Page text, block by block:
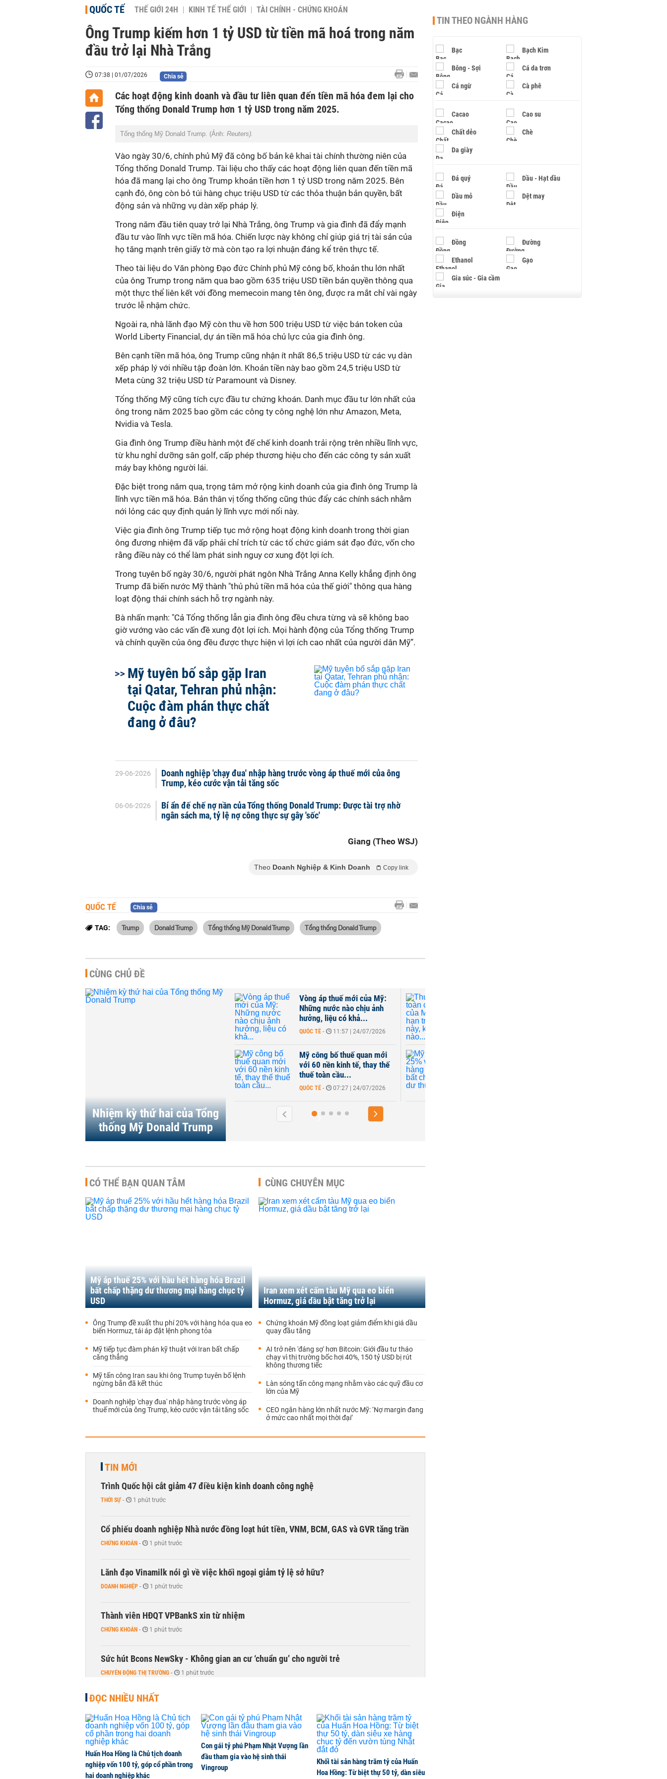
QUỐC TẾ THẾ GIỚI 24H KINH TẾ THẾ GIỚI TÀI CHÍNH - CHỨNG KHOÁN
Ông Trump kiếm hơn 1 tỷ USD từ tiền mã hoá trong năm
đầu trở lại Nhà Trắng
07:38 | 01/07/2026 Chia sẻ
Các hoạt động kinh doanh và đầu tư liên quan đến tiền mã hóa đem lại cho
Tổng thống Donald Trump hơn 1 tỷ USD trong năm 2025.
Tổng thống Mỹ Donald Trump. (Ảnh: Reuters).
Vào ngày 30/6, chính phủ Mỹ đã công bố bản kê khai tài chính thường niên của
Tổng thống Donald Trump. Tài liệu cho thấy các hoạt động liên quan đến tiền mã
hóa đã mang lại cho ông Trump khoản tiền hơn 1 tỷ USD trong năm 2025. Bên
cạnh đó, ông còn bỏ túi hàng chục triệu USD từ các thỏa thuận bản quyền, bất
động sản và những vụ dàn xếp pháp lý.
Trong năm đầu tiên quay trở lại Nhà Trắng, ông Trump và gia đình đã đẩy mạnh
đầu tư vào lĩnh vực tiền mã hóa. Chiến lược này không chỉ giúp giá trị tài sản của
họ tăng mạnh trên giấy tờ mà còn tạo ra lợi nhuận đáng kể trên thực tế.
Theo tài liệu do Văn phòng Đạo đức Chính phủ Mỹ công bố, khoản thu lớn nhất
của ông Trump trong năm qua bao gồm 635 triệu USD tiền bản quyền thông qua
một thực thể liên kết với đồng memecoin mang tên ông, được ra mắt chỉ vài ngày
trước lễ nhậm chức.
Ngoài ra, nhà lãnh đạo Mỹ còn thu về hơn 500 triệu USD từ việc bán token của
World Liberty Financial, dự án tiền mã hóa chủ lực của gia đình ông.
Bên cạnh tiền mã hóa, ông Trump cũng nhận ít nhất 86,5 triệu USD từ các vụ dàn
xếp pháp lý với nhiều tập đoàn lớn. Khoản tiền này bao gồm 24,5 triệu USD từ
Meta cùng 32 triệu USD từ Paramount và Disney.
Tổng thống Mỹ cũng tích cực đầu tư chứng khoán. Danh mục đầu tư lớn nhất của
ông trong năm 2025 bao gồm các công ty công nghệ lớn như Amazon, Meta,
Nvidia và Tesla.
Gia đình ông Trump điều hành một đế chế kinh doanh trải rộng trên nhiều lĩnh vực,
từ khu nghỉ dưỡng sân golf, cấp phép thương hiệu cho đến các công ty sản xuất
máy bay không người lái.
Đặc biệt trong năm qua, trọng tâm mở rộng kinh doanh của gia đình ông Trump là
lĩnh vực tiền mã hóa. Bản thân vị tổng thống cũng thúc đẩy các chính sách nhằm
nới lỏng các quy định quản lý lĩnh vực mới nổi này.
Việc gia đình ông Trump tiếp tục mở rộng hoạt động kinh doanh trong thời gian
ông đương nhiệm đã vấp phải chỉ trích từ các tổ chức giám sát đạo đức, vốn cho
rằng điều này có thể làm phát sinh nguy cơ xung đột lợi ích.
Trong tuyên bố ngày 30/6, người phát ngôn Nhà Trắng Anna Kelly khẳng định ông
Trump đã biến nước Mỹ thành "thủ phủ tiền mã hóa của thế giới" thông qua hàng
loạt động thái chính sách hỗ trợ ngành này.
Bà nhấn mạnh: "Cả Tổng thống lẫn gia đình ông đều chưa từng và sẽ không bao
giờ vướng vào các vấn đề xung đột lợi ích. Mọi hành động của Tổng thống Trump
và chính quyền của ông đều được thực hiện vì lợi ích cao nhất của người dân Mỹ”.
Mỹ tuyên bố sắp gặp Iran
tại Qatar, Tehran phủ nhận:
Cuộc đàm phán thực chất
đang ở đâu?
29-06-2026
Doanh nghiệp 'chạy đua' nhập hàng trước vòng áp thuế mới của ông
Trump, kéo cước vận tải tăng sốc
06-06-2026
Bí ẩn đế chế nợ nần của Tổng thống Donald Trump: Được tài trợ nhờ
ngân sách ma, tỷ lệ nợ công thực sự gây 'sốc'
Giang (Theo WSJ)
Theo Doanh Nghiệp & Kinh Doanh Copy link
QUỐC TẾ Chia sẻ
TAG: Trump Donald Trump Tổng thống Mỹ Donald Trump Tổng thống Donald Trump
CÙNG CHỦ ĐỀ
Nhiệm kỳ thứ hai của Tổng
thống Mỹ Donald Trump
Vòng áp thuế mới của Mỹ:
Những nước nào chịu ảnh
hưởng, liệu có khả...
QUỐC TẾ - 11:57 | 24/07/2026
Mỹ công bố thuế quan mới
với 60 nền kinh tế, thay thế
thuế toàn cầu...
QUỐC TẾ - 07:27 | 24/07/2026
CÓ THỂ BẠN QUAN TÂM
Mỹ áp thuế 25% với hầu hết hàng hóa Brazil
bất chấp thặng dư thương mại hàng chục tỷ
USD
Ông Trump đề xuất thu phí 20% với hàng hóa qua eo
biển Hormuz, tái áp đặt lệnh phong tỏa
Mỹ tiếp tục đàm phán kỹ thuật với Iran bất chấp
căng thẳng
Mỹ tấn công Iran sau khi ông Trump tuyên bố lệnh
ngừng bắn đã kết thúc
Doanh nghiệp 'chạy đua' nhập hàng trước vòng áp
thuế mới của ông Trump, kéo cước vận tải tăng sốc
CÙNG CHUYÊN MỤC
Iran xem xét cấm tàu Mỹ qua eo biển
Hormuz, giá dầu bật tăng trở lại
Chứng khoán Mỹ đồng loạt giảm điểm khi giá dầu
quay đầu tăng
AI trở nên 'đáng sợ' hơn Bitcoin: Giới đầu tư tháo
chạy vì thị trường bốc hơi 40%, 150 tỷ USD bị rút
không thương tiếc
Làn sóng tấn công mạng nhằm vào các quỹ đầu cơ
lớn của Mỹ
CEO ngân hàng lớn nhất nước Mỹ: ‘Nợ margin đang
ở mức cao nhất mọi thời đại’
TIN MỚI
Trình Quốc hội cắt giảm 47 điều kiện kinh doanh công nghệ
THỜI SỰ - 1 phút trước
Cổ phiếu doanh nghiệp Nhà nước đồng loạt hút tiền, VNM, BCM, GAS và GVR tăng trần
CHỨNG KHOÁN - 1 phút trước
Lãnh đạo Vinamilk nói gì về việc khối ngoại giảm tỷ lệ sở hữu?
DOANH NGHIỆP - 1 phút trước
Thành viên HĐQT VPBankS xin từ nhiệm
CHỨNG KHOÁN - 1 phút trước
Sức hút Bcons NewSky - Không gian an cư ‘chuẩn gu’ cho người trẻ
CHUYỂN ĐỘNG THỊ TRƯỜNG - 1 phút trước
Chủ show 'Anh trai vượt ngàn chông gai' liên tiếp giải thế công ty con
KINH DOANH - 1 phút trước
Trào lưu dùng AI giao dịch chứng khoán: Cơ hội vươn tầm 'cá mập' hay cái bẫy thua lỗ?
1 phút trước
ĐỌC NHIỀU NHẤT
Huấn Hoa Hồng là Chủ tịch doanh
nghiệp vốn 100 tỷ, góp cổ phần trong
hai doanh nghiệp khác
Con gái tỷ phú Phạm Nhật Vượng lần
đầu tham gia vào hệ sinh thái
Vingroup
Khối tài sản hàng trăm tỷ của Huấn
Hoa Hồng: Từ biệt thự 50 tỷ, dàn siêu
TIN THEO NGÀNH HÀNG
Bạc Bạch Kim
Bông - Sợi Cá da trơn
Cá ngừ Cà phê
Cacao Cao su
Chất dẻo Chè
Da giày
Đá quý Dầu - Hạt dầu
Dầu mỏ Dệt may
Điện
Đồng Đường
Ethanol Gạo
Gia súc - Gia cầm